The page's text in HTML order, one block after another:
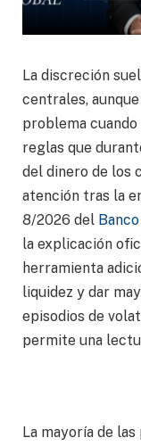
La discreción
centrales,
problema
reglas que
del dinero de los
atención tras la
8/2026 del
la explicación
herramienta
liquidez y dar
episodios de
permite una
La mayoría de